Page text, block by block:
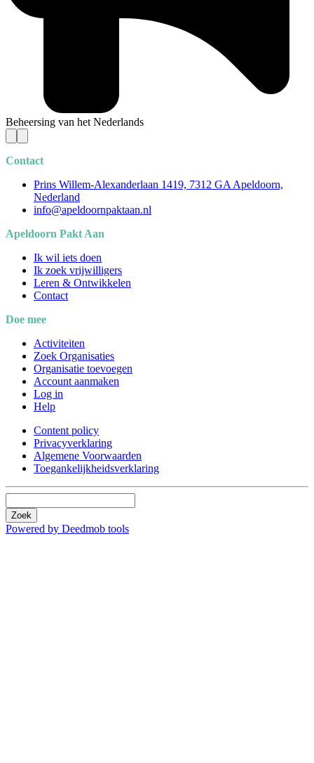
Beheersing van het Nederlands
Contact
Prins Willem-Alexanderlaan 1419, 7312 GA Apeldoorn,
Nederland
info@apeldoornpaktaan.nl
Apeldoorn Pakt Aan
Ik wil iets doen
Ik zoek vrijwilligers
Leren & Ontwikkelen
Contact
Doe mee
Activiteiten
Zoek Organisaties
Organisatie toevoegen
Account aanmaken
Log in
Help
Content policy
Privacyverklaring
Algemene Voorwaarden
Toegankelijkheidsverklaring
Zoek
Powered by Deedmob tools